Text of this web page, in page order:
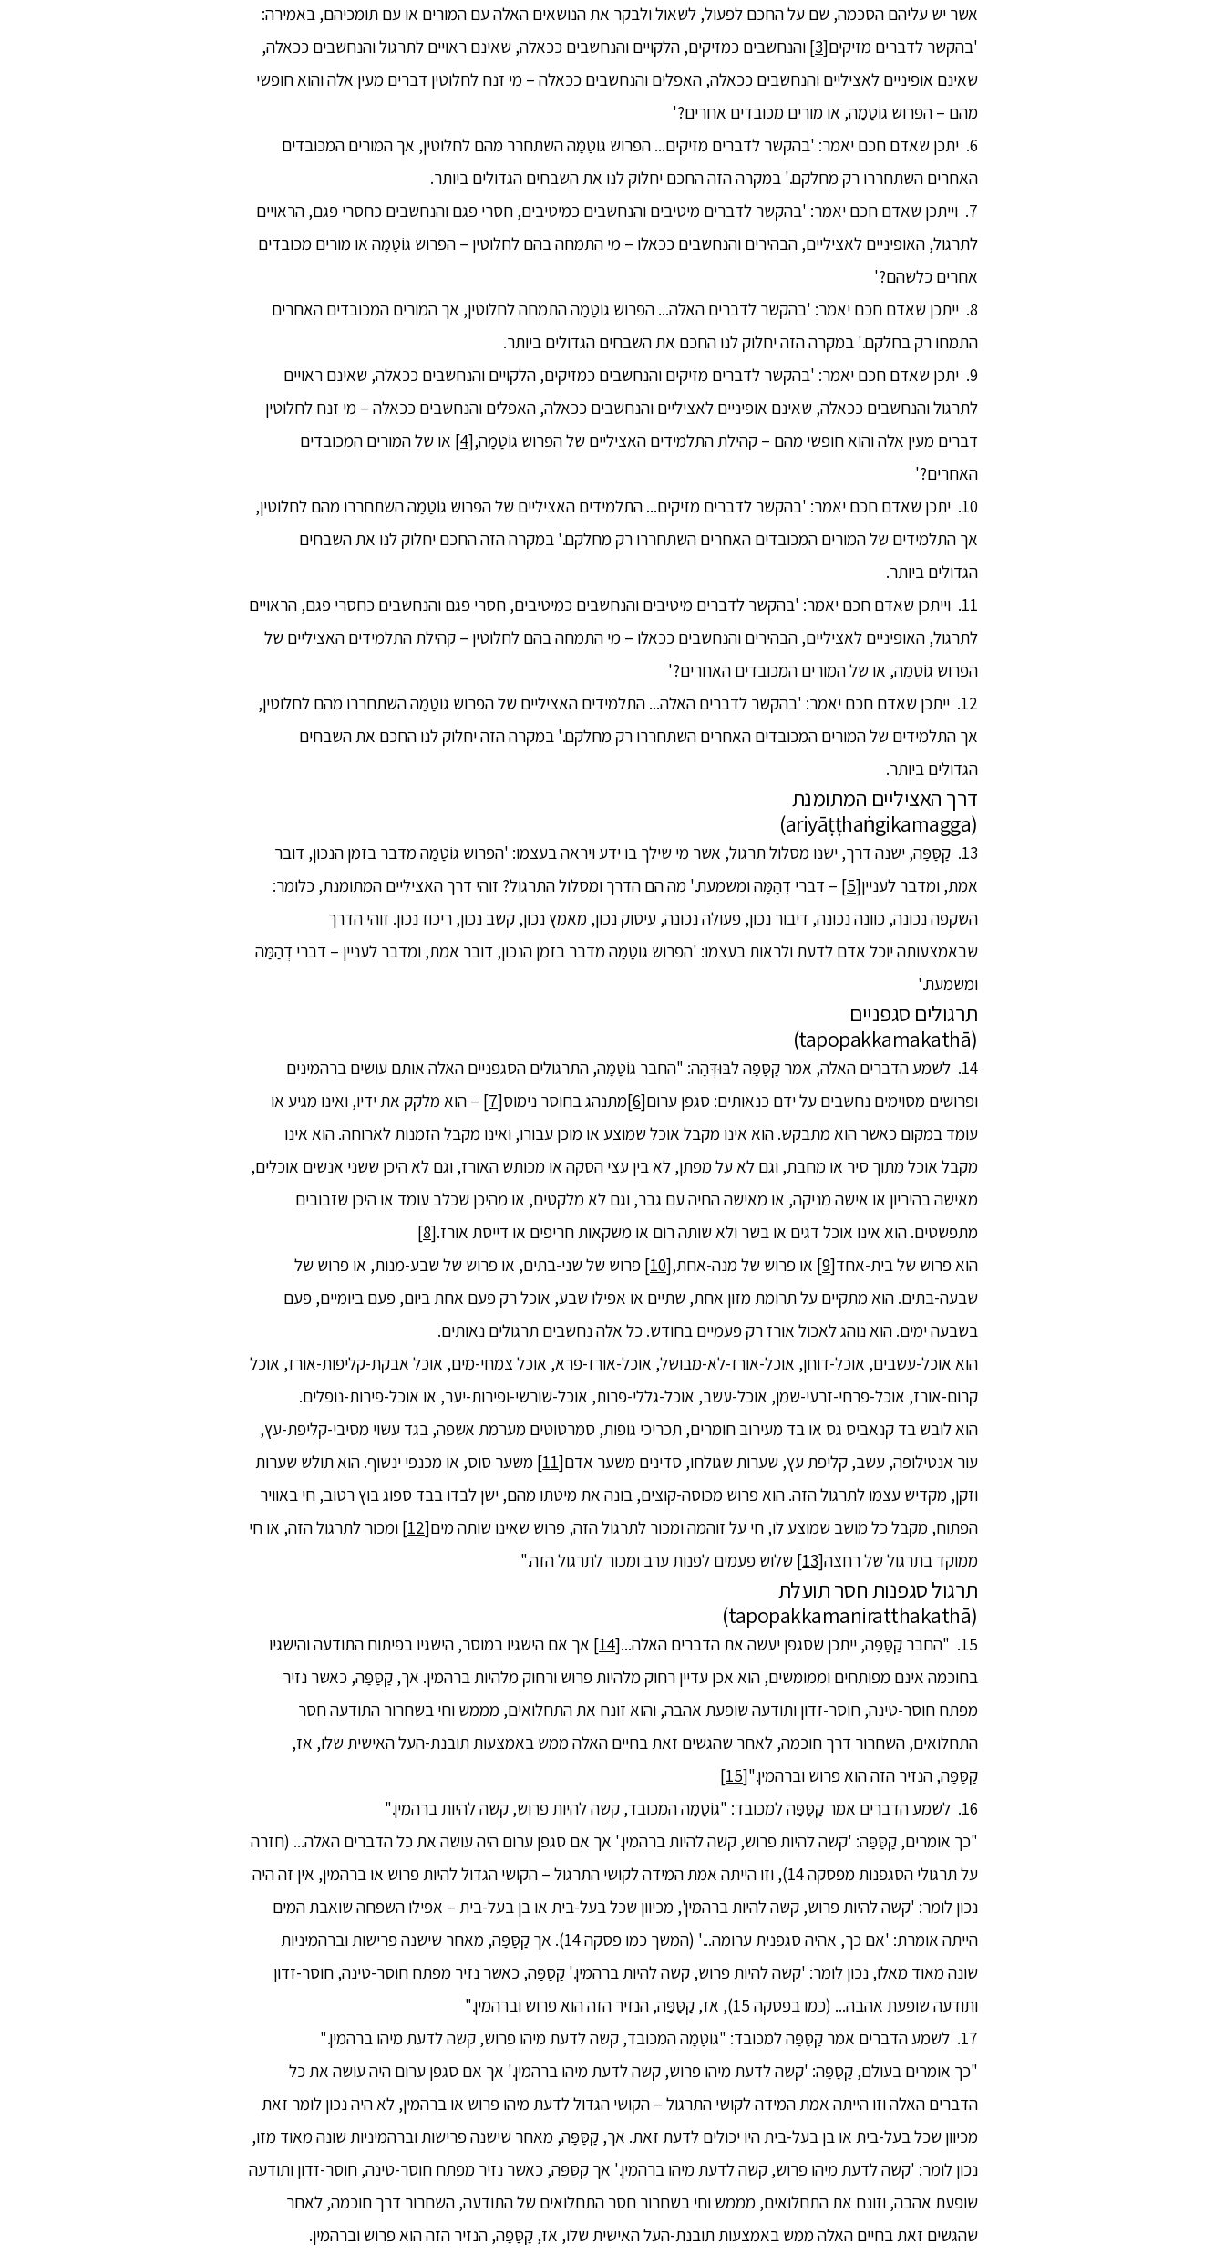
אשר יש עליהם הסכמה, שם על החכם לפעול, לשאול ולבקר את הנושאים האלה עם המורים או עם תומכיהם, באמירה:
'בהקשר לדברים מזיקים[3]
והנחשבים כמזיקים, הלקויים והנחשבים ככאלה, שאינם ראויים לתרגול והנחשבים ככאלה,
שאינם אופיניים לאציליים והנחשבים ככאלה, האפלים והנחשבים ככאלה – מי זנח לחלוטין דברים מעין אלה והוא חופשי
מהם – הפרוש גוֹטַמַה, או מורים מכובדים אחרים?'
6. יתכן שאדם חכם יאמר: 'בהקשר לדברים מזיקים... הפרוש גוֹטַמַה השתחרר מהם לחלוטין, אך המורים המכובדים
האחרים השתחררו רק מחלקם.' במקרה הזה החכם יחלוק לנו את השבחים הגדולים ביותר.
7. וייתכן שאדם חכם יאמר: 'בהקשר לדברים מיטיבים והנחשבים כמיטיבים, חסרי פגם והנחשבים כחסרי פגם, הראויים
לתרגול, האופיניים לאציליים, הבהירים והנחשבים ככאלו – מי התמחה בהם לחלוטין – הפרוש גוֹטַמַה או מורים מכובדים
אחרים כלשהם?'
8. ייתכן שאדם חכם יאמר: 'בהקשר לדברים האלה... הפרוש גוֹטַמַה התמחה לחלוטין, אך המורים המכובדים האחרים
התמחו רק בחלקם.' במקרה הזה יחלוק לנו החכם את השבחים הגדולים ביותר.
9. יתכן שאדם חכם יאמר: 'בהקשר לדברים מזיקים והנחשבים כמזיקים, הלקויים והנחשבים ככאלה, שאינם ראויים
לתרגול והנחשבים ככאלה, שאינם אופיניים לאציליים והנחשבים ככאלה, האפלים והנחשבים ככאלה – מי זנח לחלוטין
דברים מעין אלה והוא חופשי מהם – קהילת התלמידים האציליים של הפרוש גוֹטַמַה,[4]
או של המורים המכובדים
האחרים?'
10. יתכן שאדם חכם יאמר: 'בהקשר לדברים מזיקים... התלמידים האציליים של הפרוש גוֹטַמַה השתחררו מהם לחלוטין,
אך התלמידים של המורים המכובדים האחרים השתחררו רק מחלקם.' במקרה הזה החכם יחלוק לנו את השבחים
הגדולים ביותר.
11. וייתכן שאדם חכם יאמר: 'בהקשר לדברים מיטיבים והנחשבים כמיטיבים, חסרי פגם והנחשבים כחסרי פגם, הראויים
לתרגול, האופיניים לאציליים, הבהירים והנחשבים ככאלו – מי התמחה בהם לחלוטין – קהילת התלמידים האציליים של
הפרוש גוֹטַמַה, או של המורים המכובדים האחרים?'
12. ייתכן שאדם חכם יאמר: 'בהקשר לדברים האלה... התלמידים האציליים של הפרוש גוֹטַמַה השתחררו מהם לחלוטין,
אך התלמידים של המורים המכובדים האחרים השתחררו רק מחלקם.' במקרה הזה יחלוק לנו החכם את השבחים
הגדולים ביותר.
דרך האציליים המתומנת
(ariyāṭṭhaṅgikamagga)
13. קַסַּפַּה, ישנה דרך, ישנו מסלול תרגול, אשר מי שילך בו ידע ויראה בעצמו: 'הפרוש גוֹטַמַה מדבר בזמן הנכון, דובר
אמת, ומדבר לעניין[5]
– דברי דְהַמַּה ומשמעת.' מה הם הדרך ומסלול התרגול? זוהי דרך האציליים המתומנת, כלומר:
השקפה נכונה, כוונה נכונה, דיבור נכון, פעולה נכונה, עיסוק נכון, מאמץ נכון, קשב נכון, ריכוז נכון. זוהי הדרך
שבאמצעותה יוכל אדם לדעת ולראות בעצמו: 'הפרוש גוֹטַמַה מדבר בזמן הנכון, דובר אמת, ומדבר לעניין – דברי דְהַמַּה
ומשמעת.'
תרגולים סגפניים
(tapopakkamakathā)
14. לשמע הדברים האלה, אמר קַסַּפַּה לבּוּדְּהַה: "החבר גוֹטַמַה, התרגולים הסגפניים האלה אותם עושים ברהמינים
ופרושים מסוימים נחשבים על ידם כנאותים: סגפן ערום[6] מתנהג בחוסר נימוס[7]
– הוא מלקק את ידיו, ואינו מגיע או
עומד במקום כאשר הוא מתבקש. הוא אינו מקבל אוכל שמוצע או מוכן עבורו, ואינו מקבל הזמנות לארוחה. הוא אינו
מקבל אוכל מתוך סיר או מחבת, וגם לא על מפתן, לא בין עצי הסקה או מכותש האורז, וגם לא היכן ששני אנשים אוכלים,
מאישה בהיריון או אישה מניקה, או מאישה החיה עם גבר, וגם לא מלקטים, או מהיכן שכלב עומד או היכן שזבובים
מתפשטים. הוא אינו אוכל דגים או בשר ולא שותה רום או משקאות חריפים או דייסת אורז.[8]
הוא פרוש של בית-אחד[9] או פרוש של מנה-אחת,[10]
פרוש של שני-בתים, או פרוש של שבע-מנות, או פרוש של
שבעה-בתים. הוא מתקיים על תרומת מזון אחת, שתיים או אפילו שבע, אוכל רק פעם אחת ביום, פעם ביומיים, פעם
בשבעה ימים. הוא נוהג לאכול אורז רק פעמיים בחודש. כל אלה נחשבים תרגולים נאותים.
הוא אוכל-עשבים, אוכל-דוחן, אוכל-אורז-לא-מבושל, אוכל-אורז-פרא, אוכל צמחי-מים, אוכל אבקת-קליפות-אורז, אוכל
קרום-אורז, אוכל-פרחי-זרעי-שמן, אוכל-עשב, אוכל-גללי-פרות, אוכל-שורשי-ופירות-יער, או אוכל-פירות-נופלים.
הוא לובש בד קנאביס גס או בד מעירוב חומרים, תכריכי גופות, סמרטוטים מערמת אשפה, בגד עשוי מסיבי-קליפת-עץ,
עור אנטילופה, עשב, קליפת עץ, שערות שגולחו, סדינים משער אדם[11]
משער סוס, או מכנפי ינשוף. הוא תולש שערות
וזקן, מקדיש עצמו לתרגול הזה. הוא פרוש מכוסה-קוצים, בונה את מיטתו מהם, ישן לבדו בבד ספוג בוץ רטוב, חי באוויר
הפתוח, מקבל כל מושב שמוצע לו, חי על זוהמה ומכור לתרגול הזה, פרוש שאינו שותה מים[12]
ומכור לתרגול הזה, או חי
ממוקד בתרגול של רחצה[13] שלוש פעמים לפנות ערב ומכור לתרגול הזה."
תרגול סגפנות חסר תועלת
(tapopakkamaniratthakathā)
15. "החבר קַסַּפַּה, ייתכן שסגפן יעשה את הדברים האלה... [14]
אך אם הישגיו במוסר, הישגיו בפיתוח התודעה והישגיו
בחוכמה אינם מפותחים וממומשים, הוא אכן עדיין רחוק מלהיות פרוש ורחוק מלהיות ברהמין. אך, קַסַּפַּה, כאשר נזיר
מפתח חוסר-טינה, חוסר-זדון ותודעה שופעת אהבה, והוא זונח את התחלואים, מממש וחי בשחרור התודעה חסר
התחלואים, השחרור דרך חוכמה, לאחר שהגשים זאת בחיים האלה ממש באמצעות תובנת-העל האישית שלו, אז,
קַסַּפַּה, הנזיר הזה הוא פרוש וברהמין."[15]
16. לשמע הדברים אמר קַסַּפַּה למכובד: "גוֹטַמַה המכובד, קשה להיות פרוש, קשה להיות ברהמין."
"כך אומרים, קַסַּפַּה: 'קשה להיות פרוש, קשה להיות ברהמין.' אך אם סגפן ערום היה עושה את כל הדברים האלה... (חזרה
על תרגולי הסגפנות מפסקה 14), וזו הייתה אמת המידה לקושי התרגול – הקושי הגדול להיות פרוש או ברהמין, אין זה היה
נכון לומר: 'קשה להיות פרוש, קשה להיות ברהמין', מכיוון שכל בעל-בית או בן בעל-בית – אפילו השפחה שואבת המים
הייתה אומרת: 'אם כך, אהיה סגפנית ערומה...' (המשך כמו פסקה 14). אך קַסַּפַּה, מאחר שישנה פרישות וברהמיניות
שונה מאוד מאלו, נכון לומר: 'קשה להיות פרוש, קשה להיות ברהמין.' קַסַּפַּה, כאשר נזיר מפתח חוסר-טינה, חוסר-זדון
ותודעה שופעת אהבה... (כמו בפסקה 15), אז, קַסַּפַּה, הנזיר הזה הוא פרוש וברהמין."
17. לשמע הדברים אמר קַסַּפַּה למכובד: "גוֹטַמַה המכובד, קשה לדעת מיהו פרוש, קשה לדעת מיהו ברהמין."
"כך אומרים בעולם, קַסַּפַּה: 'קשה לדעת מיהו פרוש, קשה לדעת מיהו ברהמין.' אך אם סגפן ערום היה עושה את כל
הדברים האלה וזו הייתה אמת המידה לקושי התרגול – הקושי הגדול לדעת מיהו פרוש או ברהמין, לא היה נכון לומר זאת
מכיוון שכל בעל-בית או בן בעל-בית היו יכולים לדעת זאת. אך, קַסַּפַּה, מאחר שישנה פרישות וברהמיניות שונה מאוד מזו,
נכון לומר: 'קשה לדעת מיהו פרוש, קשה לדעת מיהו ברהמין.' אך קַסַּפַּה, כאשר נזיר מפתח חוסר-טינה, חוסר-זדון ותודעה
שופעת אהבה, וזונח את התחלואים, מממש וחי בשחרור חסר התחלואים של התודעה, השחרור דרך חוכמה, לאחר
שהגשים זאת בחיים האלה ממש באמצעות תובנת-העל האישית שלו, אז, קַסַּפַּה, הנזיר הזה הוא פרוש וברהמין.